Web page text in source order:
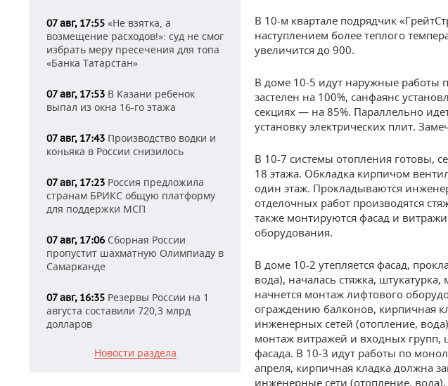
07 авг, 17:55 «Не взятка, а
возмещение расходов!»: суд не смог
избрать меру пресечения для топа
«Банка Татарстан»
07 авг, 17:53 В Казани ребенок
выпал из окна 16-го этажа
07 авг, 17:43 Производство водки и
коньяка в России снизилось
07 авг, 17:23 Россия предложила
странам БРИКС общую платформу
для поддержки МСП
07 авг, 17:06 Сборная России
пропустит шахматную Олимпиаду в
Самарканде
07 авг, 16:35 Резервы России на 1
августа составили 720,3 млрд
долларов
Новости раздела
В 10-м квартале подрядчик
наступлением более теплого
увеличится до 900.
В доме 10-5 идут наружные работы
застелен на 100%, санфаянс
секциях — на 85%. Параллельно
установку электрических плит.
В 10-7 системы отопления готовы,
18 этажа. Обкладка кирпичом
один этаж. Прокладываются
отделочных работ производятся
также монтируются фасад и
оборудования.
В доме 10-2 утепляется фасад,
вода), началась стяжка,
начнется монтаж лифтового
ограждению балконов, кирпичная
инженерных сетей (отопление,
монтаж витражей и входных групп,
фасада. В 10-3 идут работы по
апреля, кирпичная кладка должна
инженерные сети (отопление,